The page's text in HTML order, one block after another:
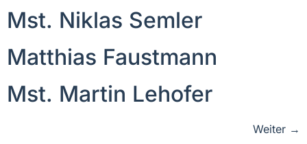
Mst. Niklas Semler
Matthias Faustmann
Mst. Martin Lehofer
Weiter →